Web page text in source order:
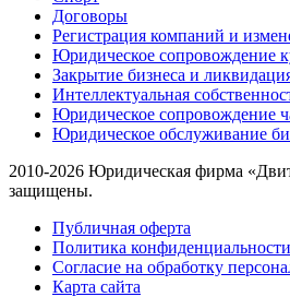
Договоры
Регистрация компаний и
Юридическое сопровождение
Закрытие бизнеса и
Интеллектуальная
Юридическое сопровождение
Юридическое обслуживание
2010-2026 Юридическая фирма
защищены.
Публичная оферта
Политика конфиденциальности
Согласие на обработку
Карта сайта